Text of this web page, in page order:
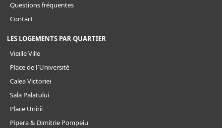
Questions fréquentes
Contact
LES LOGEMENTS PAR QUARTIER
Vieille Ville
Place de l`Université
Calea Victoriei
Sala Palatului
Place Unirii
Pipera & Dimitrie Pompeiu